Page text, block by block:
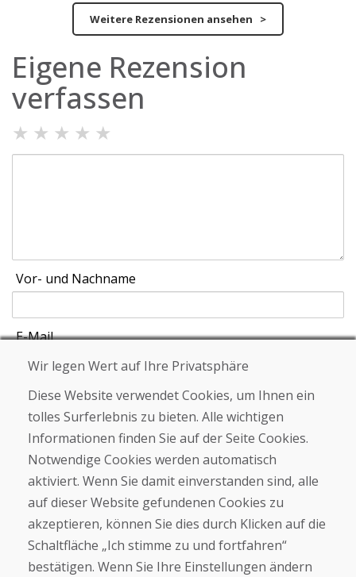
Weitere Rezensionen ansehen >
Eigene Rezension
verfassen
★ ★ ★ ★ ★
Vor- und Nachname
E-Mail
Schicken
Helpline
+421 919 282 306
info@domivosport.de
Über uns
Wir legen Wert auf Ihre Privatsphäre
Diese Website verwendet Cookies, um Ihnen ein
tolles Surferlebnis zu bieten. Alle wichtigen
Informationen finden Sie auf der Seite Cookies.
Notwendige Cookies werden automatisch
aktiviert. Wenn Sie damit einverstanden sind, alle
auf dieser Website gefundenen Cookies zu
akzeptieren, können Sie dies durch Klicken auf die
Schaltfläche „Ich stimme zu und fortfahren“
bestätigen. Wenn Sie Ihre Einstellungen ändern